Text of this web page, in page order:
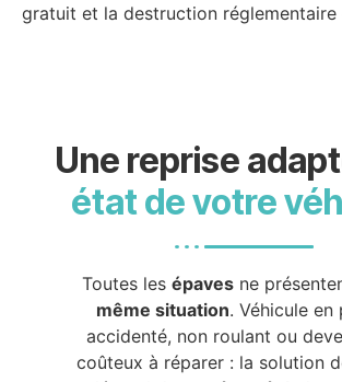
gratuit et la destruction réglementaire
Une reprise
état de votre
Toutes les épavesne
même situation. Véhicule en
accidenté, non roulant ou
coûteux à réparer : la solution